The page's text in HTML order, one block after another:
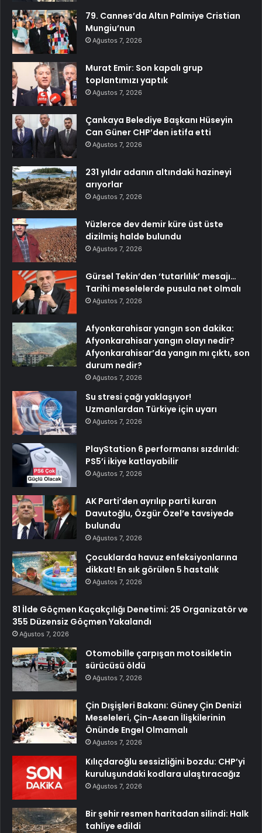
79. Cannes’da Altın Palmiye Cristian
Mungiu’nun
Ağustos 7, 2026
Murat Emir: Son kapalı grup
toplantımızı yaptık
Ağustos 7, 2026
Çankaya Belediye Başkanı Hüseyin
Can Güner CHP’den istifa etti
Ağustos 7, 2026
231 yıldır adanın altındaki hazineyi
arıyorlar
Ağustos 7, 2026
Yüzlerce dev demir küre üst üste
dizilmiş halde bulundu
Ağustos 7, 2026
Gürsel Tekin’den ‘tutarlılık’ mesajı…
Tarihi meselelerde pusula net olmalı
Ağustos 7, 2026
Afyonkarahisar yangın son dakika:
Afyonkarahisar yangın olayı nedir?
Afyonkarahisar’da yangın mı çıktı, son
durum nedir?
Ağustos 7, 2026
Su stresi çağı yaklaşıyor!
Uzmanlardan Türkiye için uyarı
Ağustos 7, 2026
PlayStation 6 performansı sızdırıldı:
PS5’i ikiye katlayabilir
Ağustos 7, 2026
AK Parti’den ayrılıp parti kuran
Davutoğlu, Özgür Özel’e tavsiyede
bulundu
Ağustos 7, 2026
Çocuklarda havuz enfeksiyonlarına
dikkat! En sık görülen 5 hastalık
Ağustos 7, 2026
81 İlde Göçmen Kaçakçılığı Denetimi: 25 Organizatör ve
355 Düzensiz Göçmen Yakalandı
Ağustos 7, 2026
Otomobille çarpışan motosikletin
sürücüsü öldü
Ağustos 7, 2026
Çin Dışişleri Bakanı: Güney Çin Denizi
Meseleleri, Çin-Asean İlişkilerinin
Önünde Engel Olmamalı
Ağustos 7, 2026
Kılıçdaroğlu sessizliğini bozdu: CHP’yi
kuruluşundaki kodlara ulaştıracağız
Ağustos 7, 2026
Bir şehir resmen haritadan silindi: Halk
tahliye edildi